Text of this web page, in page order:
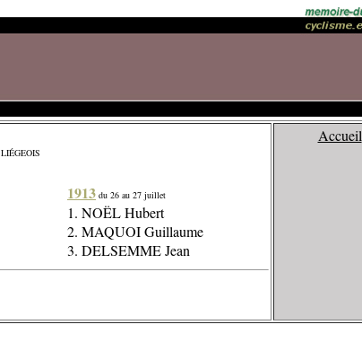
1913 du 26 au 27 juillet
1. NOËL Hubert
2. MAQUOI Guillaume
3. DELSEMME Jean
Accueil